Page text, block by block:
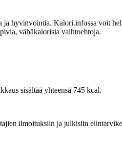
ja hyvinvointia. Kalori.infossa voit
vähäkalorisia vaihtoehtoja.
sisältää yhteensä 745 kcal.
ilmoituksiin ja julkisiin